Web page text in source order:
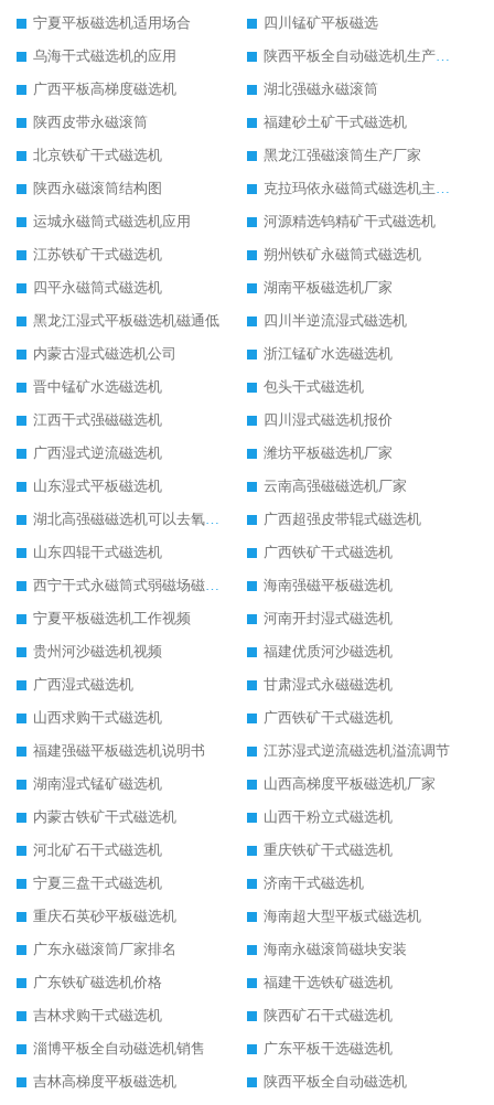
宁夏平板磁选机适用场合
四川锰矿平板磁选
乌海干式磁选机的应用
陕西平板全自动磁选机生产厂家
广西平板高梯度磁选机
湖北强磁永磁滚筒
陕西皮带永磁滚筒
福建砂土矿干式磁选机
北京铁矿干式磁选机
黑龙江强磁滚筒生产厂家
陕西永磁滚筒结构图
克拉玛依永磁筒式磁选机主要技术参数
运城永磁筒式磁选机应用
河源精选钨精矿干式磁选机
江苏铁矿干式磁选机
朔州铁矿永磁筒式磁选机
四平永磁筒式磁选机
湖南平板磁选机厂家
黑龙江湿式平板磁选机磁通低
四川半逆流湿式磁选机
内蒙古湿式磁选机公司
浙江锰矿水选磁选机
晋中锰矿水选磁选机
包头干式磁选机
江西干式强磁磁选机
四川湿式磁选机报价
广西湿式逆流磁选机
潍坊平板磁选机厂家
山东湿式平板磁选机
云南高强磁磁选机厂家
湖北高强磁磁选机可以去氧化铝
广西超强皮带辊式磁选机
山东四辊干式磁选机
广西铁矿干式磁选机
西宁干式永磁筒式弱磁场磁选机结构图
海南强磁平板磁选机
宁夏平板磁选机工作视频
河南开封湿式磁选机
贵州河沙磁选机视频
福建优质河沙磁选机
广西湿式磁选机
甘肃湿式永磁磁选机
山西求购干式磁选机
广西铁矿干式磁选机
福建强磁平板磁选机说明书
江苏湿式逆流磁选机溢流调节
湖南湿式锰矿磁选机
山西高梯度平板磁选机厂家
内蒙古铁矿干式磁选机
山西干粉立式磁选机
河北矿石干式磁选机
重庆铁矿干式磁选机
宁夏三盘干式磁选机
济南干式磁选机
重庆石英砂平板磁选机
海南超大型平板式磁选机
广东永磁滚筒厂家排名
海南永磁滚筒磁块安装
广东铁矿磁选机价格
福建干选铁矿磁选机
吉林求购干式磁选机
陕西矿石干式磁选机
淄博平板全自动磁选机销售
广东平板干选磁选机
吉林高梯度平板磁选机
陕西平板全自动磁选机